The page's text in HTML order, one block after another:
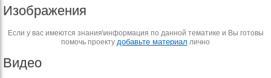
Изображения
Если у вас имеются знания\информация по данной тематике и Вы готовы
помочь проекту добавьте материал лично
Видео